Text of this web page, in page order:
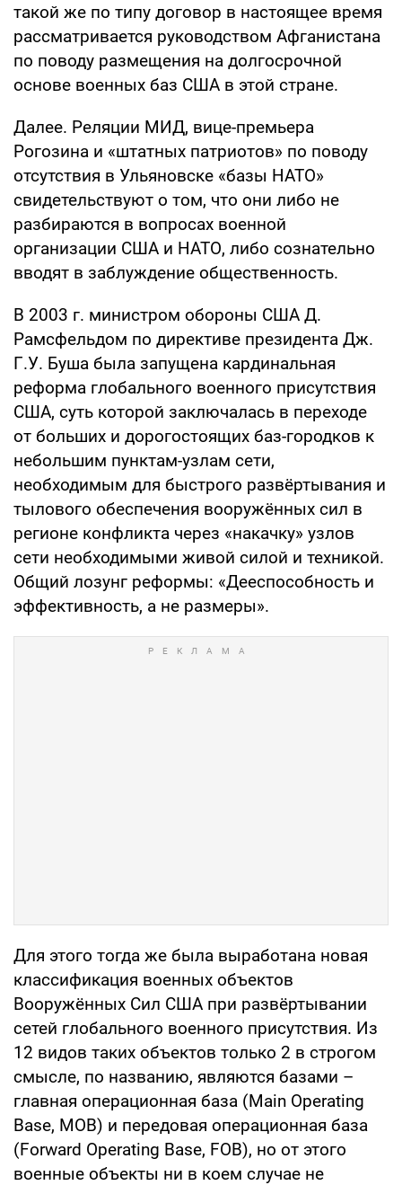
такой же по типу договор в настоящее время
рассматривается руководством Афганистана
по поводу размещения на долгосрочной
основе военных баз США в этой стране.
Далее. Реляции МИД, вице-премьера
Рогозина и «штатных патриотов» по поводу
отсутствия в Ульяновске «базы НАТО»
свидетельствуют о том, что они либо не
разбираются в вопросах военной
организации США и НАТО, либо сознательно
вводят в заблуждение общественность.
В 2003 г. министром обороны США Д.
Рамсфельдом по директиве президента Дж.
Г.У. Буша была запущена кардинальная
реформа глобального военного присутствия
США, суть которой заключалась в переходе
от больших и дорогостоящих баз-городков к
небольшим пунктам-узлам сети,
необходимым для быстрого развёртывания и
тылового обеспечения вооружённых сил в
регионе конфликта через «накачку» узлов
сети необходимыми живой силой и техникой.
Общий лозунг реформы: «Дееспособность и
эффективность, а не размеры».
Для этого тогда же была выработана новая
классификация военных объектов
Вооружённых Сил США при развёртывании
сетей глобального военного присутствия. Из
12 видов таких объектов только 2 в строгом
смысле, по названию, являются базами –
главная операционная база (Main Operating
Base, MOB) и передовая операционная база
(Forward Operating Base, FOB), но от этого
военные объекты ни в коем случае не